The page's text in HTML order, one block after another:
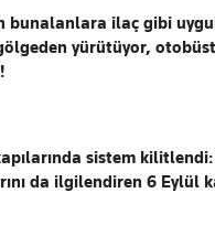
bunalanlara ilaç gibi
yürütüyor,
sistem
da ilgilendiren 6 Eylül